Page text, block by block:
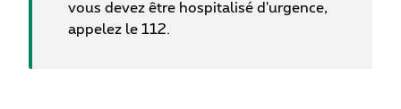
vous devez être hospitalisé d'urgence,
appelez le 112.